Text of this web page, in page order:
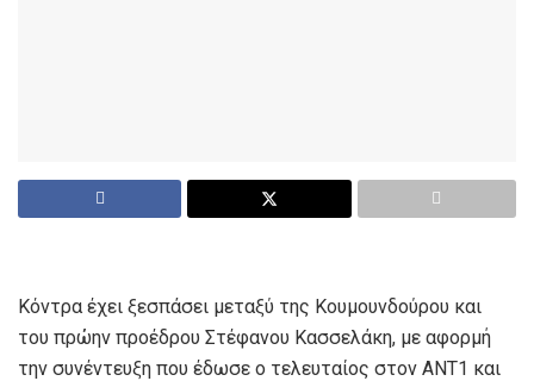
Κόντρα έχει ξεσπάσει μεταξύ της Κουμουνδούρου και
του πρώην προέδρου Στέφανου Κασσελάκη, με αφορμή
την συνέντευξη που έδωσε ο τελευταίος στον ΑΝΤ1 και